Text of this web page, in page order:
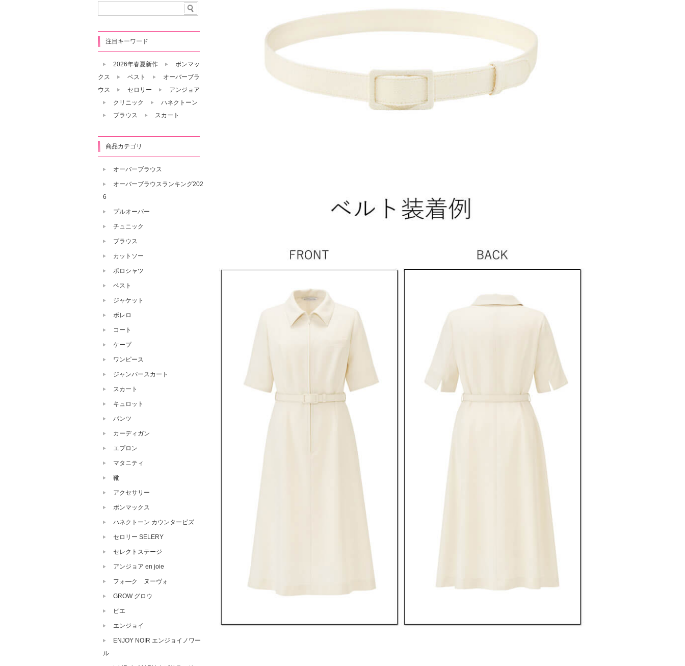
注目キーワード
2026年春夏新作
ボンマッ
クス
ベスト
オーバーブラ
ウス
セロリー
アンジョア
クリニック
ハネクトーン
ブラウス
スカート
商品カテゴリ
オーバーブラウス
オーバーブラウスランキング202
6
プルオーバー
チュニック
ブラウス
カットソー
ポロシャツ
ベスト
ジャケット
ボレロ
コート
ケープ
ワンピース
ジャンパースカート
スカート
キュロット
パンツ
カーディガン
エプロン
マタニティ
靴
アクセサリー
ボンマックス
ハネクトーン カウンタービズ
セロリー SELERY
セレクトステージ
アンジョア en joie
フォ―ク ヌーヴォ
GROW グロウ
ピエ
エンジョイ
ENJOY NOIR エンジョイノワー
ル